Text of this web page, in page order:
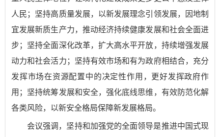
人民；坚持高质量发展，以新发展理念引领发展，因地制
宜发展新质生产力，推动经济持续健康发展和社会全面进
步；坚持全面深化改革，扩大高水平开放，持续增强发展
动力和社会活力；坚持有效市场和有为政府相结合，充分
发挥市场在资源配置中的决定性作用，更好发挥政府作
用；坚持统筹发展和安全，强化底线思维，有效防范化解
各类风险，以新安全格局保障新发展格局。
会议强调，坚持和加强党的全面领导是推进中国式现